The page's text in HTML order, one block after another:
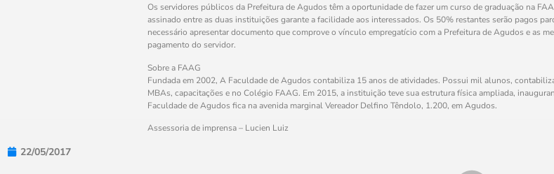
Os servidores públicos da Prefeitura de Agudos têm a oportunidade de fazer um curso de graduação na
assinado entre as duas instituições garante a facilidade aos interessados. Os 50% restantes serão pagos
necessário apresentar documento que comprove o vínculo empregatício com a Prefeitura de Agudos e as
pagamento do servidor.
Sobre a FAAG
Fundada em 2002, A Faculdade de Agudos contabiliza 15 anos de atividades. Possui mil alunos,
MBAs, capacitações e no Colégio FAAG. Em 2015, a instituição teve sua estrutura física ampliada,
Faculdade de Agudos fica na avenida marginal Vereador Delfino Têndolo, 1.200, em Agudos.
Assessoria de imprensa – Lucien Luiz
22/05/2017